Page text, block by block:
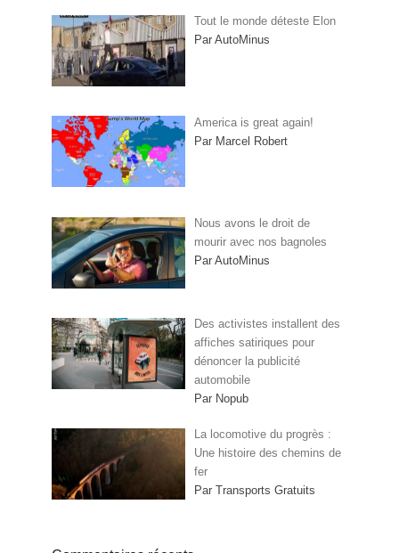
Tout le monde déteste Elon
Par AutoMinus
America is great again!
Par Marcel Robert
Nous avons le droit de
mourir avec nos bagnoles
Par AutoMinus
Des activistes installent des
affiches satiriques pour
dénoncer la publicité
automobile
Par Nopub
La locomotive du progrès :
Une histoire des chemins de
fer
Par Transports Gratuits